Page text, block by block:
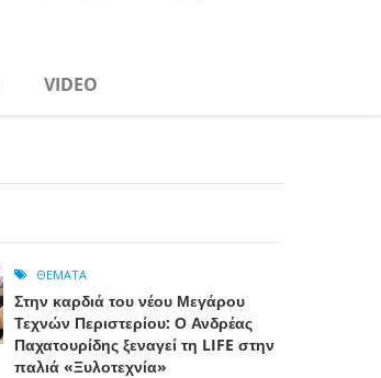
VIDEO
ΘΈΜΑΤΑ
Στην καρδιά του νέου Μεγάρου
Τεχνών Περιστερίου: Ο Ανδρέας
Παχατουρίδης ξεναγεί τη LIFE στην
παλιά «Ξυλοτεχνία»